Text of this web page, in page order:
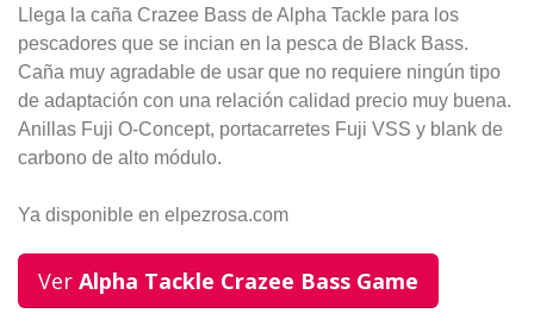
Llega la caña Crazee Bass de Alpha Tackle para los
pescadores que se incian en la pesca de Black Bass.
Caña muy agradable de usar que no requiere ningún tipo
de adaptación con una relación calidad precio muy buena.
Anillas Fuji O-Concept, portacarretes Fuji VSS y blank de
carbono de alto módulo.
Ya disponible en elpezrosa.com
Ver Alpha Tackle Crazee Bass Game